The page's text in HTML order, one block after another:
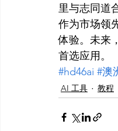
里与志同道
作为市场领
体验。未来
首选应用。
#hd46ai #澳
AI 工具 教程